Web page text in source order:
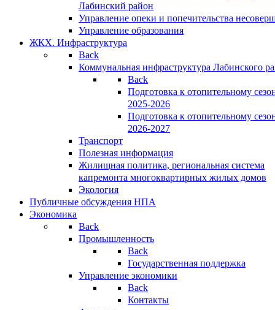
Лабинский район
Управление опеки и попечительства
Управление образования
ЖКХ. Инфраструктура
Back
Коммунальная инфраструктура Лабинского
Back
Подготовка к отопительному
2025-2026
Подготовка к отопительному
2026-2027
Транспорт
Полезная информация
Жилищная политика, региональная система
капремонта многоквартирных жилых домов
Экология
Публичные обсуждения НПА
Экономика
Back
Промышленность
Back
Государственная поддержка
Управление экономики
Back
Контакты